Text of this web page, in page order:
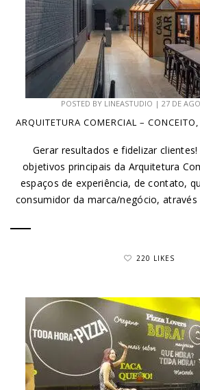
POSTED BY LINEASTUDIO | 27 DE
ARQUITETURA COMERCIAL –
Gerar resultados e fidelizar
objetivos principais da Arquitetura
espaços de experiência, de contato,
consumidor da marca/negócio,
220 LIKES